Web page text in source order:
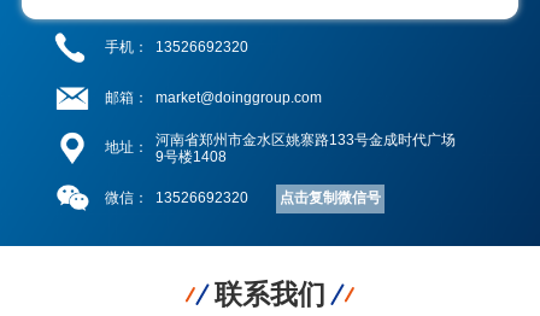
手机： 13526692320
邮箱： market@doinggroup.com
地址：
河南省郑州市金水区姚寨路133号金成时代广场
9号楼1408
微信： 13526692320 点击复制微信号
联系我们